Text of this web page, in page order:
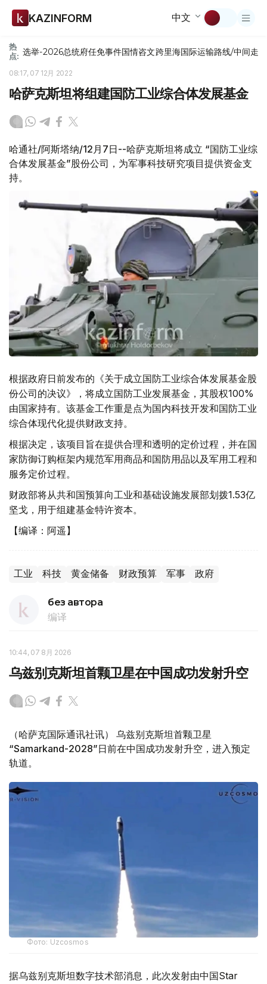
KAZINFORM 中文
热
点: 选举-2026总统府任免事件国情咨文跨里海国际运输路线/中间走廊
08:17, 07 12月 2022
哈萨克斯坦将组建国防工业综合体发展基金
哈通社/阿斯塔纳/12月7日--哈萨克斯坦将成立 “国防工业综
合体发展基金”股份公司，为军事科技研究项目提供资金支
持。
根据政府日前发布的《关于成立国防工业综合体发展基金股
份公司的决议》，将成立国防工业发展基金，其股权100%
由国家持有。该基金工作重是点为国内科技开发和国防工业
综合体现代化提供财政支持。
根据决定，该项目旨在提供合理和透明的定价过程，并在国
家防御订购框架内规范军用商品和国防用品以及军用工程和
服务定价过程。
财政部将从共和国预算向工业和基础设施发展部划拨1.53亿
坚戈，用于组建基金特许资本。
【编译：阿遥】
工业 科技 黄金储备 财政预算 军事 政府
без автора
编译
10:44, 07 8月 2026
乌兹别克斯坦首颗卫星在中国成功发射升空
（哈萨克国际通讯社讯） 乌兹别克斯坦首颗卫星
“Samarkand-2028”日前在中国成功发射升空，进入预定
轨道。
Фото: Uzcosmos
据乌兹别克斯坦数字技术部消息，此次发射由中国Star